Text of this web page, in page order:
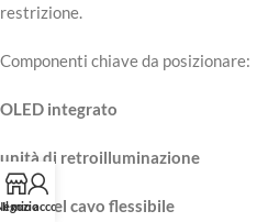
restrizione.
Componenti chiave da posizionare:
OLED integrato
unità di retroilluminazione
strati del cavo flessibile
Il mio account